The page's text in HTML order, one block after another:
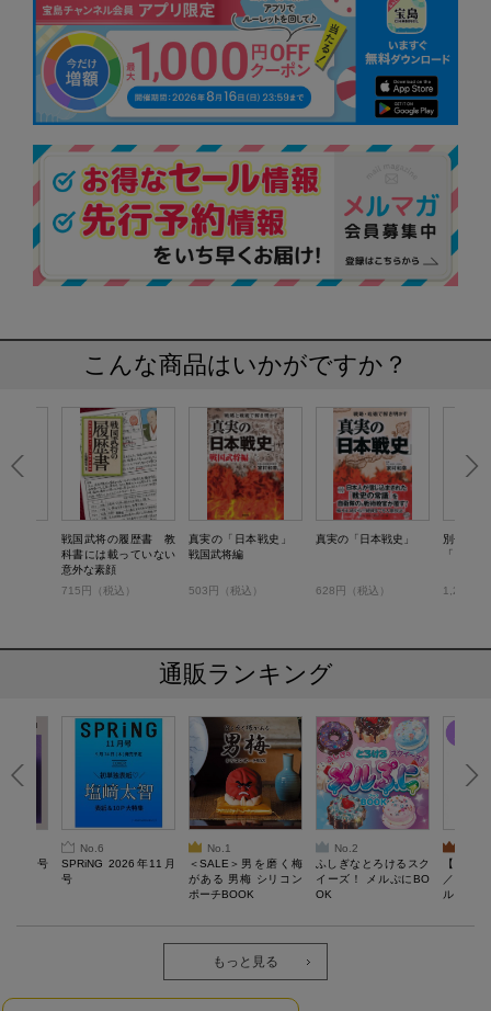
こんな商品はいかがですか？
戦国武将の履歴書 教
科書には載っていない
意外な素顔
715円（税込）
真実の「日本戦史」
戦国武将編
503円（税込）
真実の「日本戦史」
628円（税込）
別冊宝
「日本戦
1,257円
通販ランキング
10月号
No.6
SPRiNG 2026年11月
号
No.1
＜SALE＞男を磨く梅
がある 男梅 シリコン
ポーチBOOK
No.2
ふしぎなとろけるスク
イーズ！ メルぷにBO
OK
【
／Lサ
ル）【
労回復ウ
もっと見る